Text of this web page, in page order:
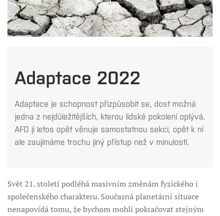
Adaptace 2022
Adaptace je schopnost přizpůsobit se, dost možná
jedna z nejdůležitějších, kterou lidské pokolení oplývá.
AFO jí letos opět věnuje samostatnou sekci, opět k ní
ale zaujímáme trochu jiný přístup než v minulosti.
Svět 21. století podléhá masivním změnám fyzického i
společenského charakteru. Současná planetární situace
nenapovídá tomu, že bychom mohli pokračovat stejným